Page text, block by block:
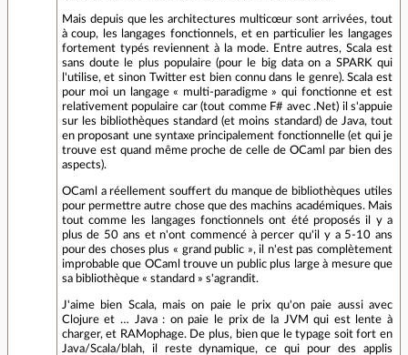
Mais depuis que les architectures multicœur sont arrivées, tout
à coup, les langages fonctionnels, et en particulier les langages
fortement typés reviennent à la mode. Entre autres, Scala est
sans doute le plus populaire (pour le big data on a SPARK qui
l'utilise, et sinon Twitter est bien connu dans le genre). Scala est
pour moi un langage « multi-paradigme » qui fonctionne et est
relativement populaire car (tout comme F# avec .Net) il s'appuie
sur les bibliothèques standard (et moins standard) de Java, tout
en proposant une syntaxe principalement fonctionnelle (et qui je
trouve est quand même proche de celle de OCaml par bien des
aspects).
OCaml a réellement souffert du manque de bibliothèques utiles
pour permettre autre chose que des machins académiques. Mais
tout comme les langages fonctionnels ont été proposés il y a
plus de 50 ans et n'ont commencé à percer qu'il y a 5-10 ans
pour des choses plus « grand public », il n'est pas complètement
improbable que OCaml trouve un public plus large à mesure que
sa bibliothèque « standard » s'agrandit.
J'aime bien Scala, mais on paie le prix qu'on paie aussi avec
Clojure et … Java : on paie le prix de la JVM qui est lente à
charger, et RAMophage. De plus, bien que le typage soit fort en
Java/Scala/blah, il reste dynamique, ce qui pour des applis